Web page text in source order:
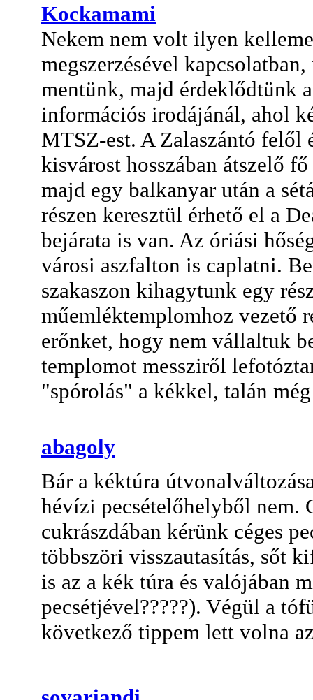
Kockamami
Nekem nem volt ilyen
megszerzésével
mentünk, majd érdeklődtünk
információs irodájánál, ahol
MTSZ-est. A Zalaszántó felől
kisvárost hosszában átszelő
majd egy balkanyar után a
részen keresztül érhető el a
bejárata is van. Az óriási
városi aszfalton is caplatni.
szakaszon kihagytunk egy
műemléktemplomhoz vezető
erőnket, hogy nem vállaltuk
templomot messziről
"spórolás" a kékkel, talán
abagoly
Bár a kéktúra
hévízi pecsételőhelyből nem.
cukrászdában kérünk céges
többszöri visszautasítás, sőt
is az a kék túra és valójában
pecsétjével?????). Végül a
következő tippem lett volna